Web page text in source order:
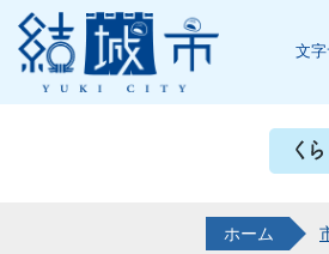
結城市公式
文
ホーム